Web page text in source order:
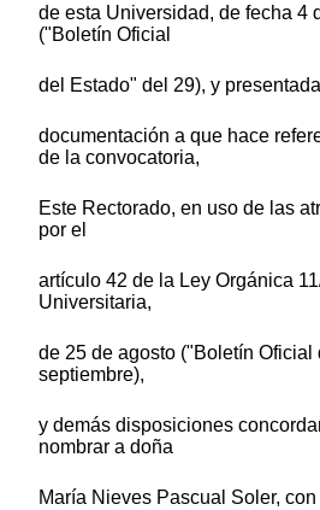
de esta Universidad, de fecha 4
("Boletín Oficial
del Estado" del 29), y
documentación a que hace
de la convocatoria,
Este Rectorado, en uso de las
por el
artículo 42 de la Ley Orgánica
Universitaria,
de 25 de agosto ("Boletín Oficial
septiembre),
y demás disposiciones
nombrar a doña
María Nieves Pascual Soler,